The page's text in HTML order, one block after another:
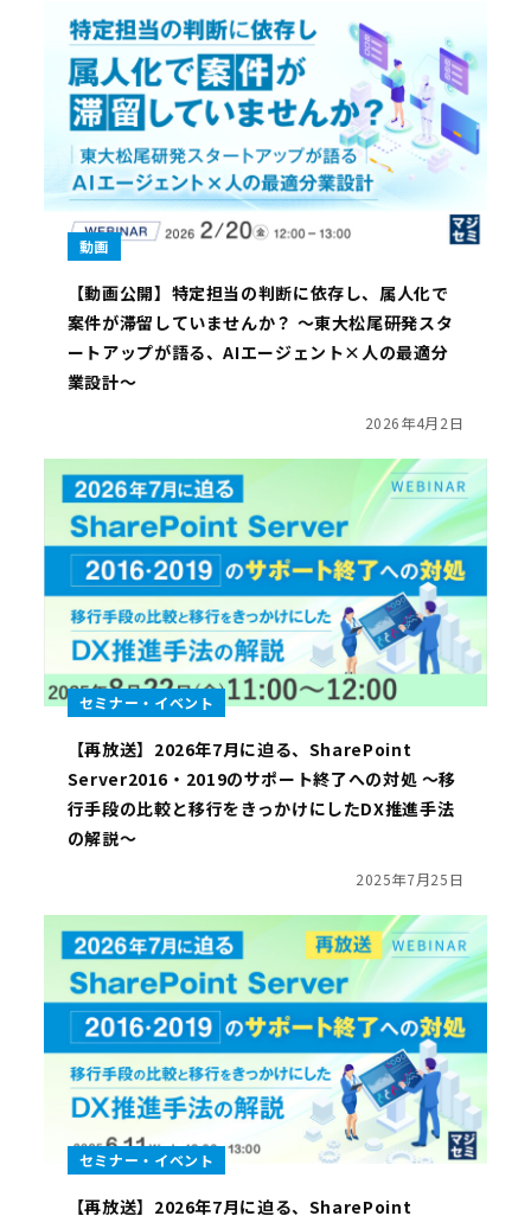
動画
【動画公開】特定担当の判断に依存し、属人化で
案件が滞留していませんか？ ～東大松尾研発スタ
ートアップが語る、AIエージェント×人の最適分
業設計～
2026年4月2日
セミナー・イベント
【再放送】2026年7月に迫る、SharePoint
Server2016・2019のサポート終了への対処 ～移
行手段の比較と移行をきっかけにしたDX推進手法
の解説～
2025年7月25日
セミナー・イベント
【再放送】2026年7月に迫る、SharePoint